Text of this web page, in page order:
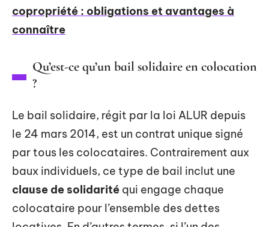
copropriété : obligations et avantages à
connaître
Qu’est-ce qu’un bail solidaire en colocation
?
Le bail solidaire, régit par la loi ALUR depuis
le 24 mars 2014, est un contrat unique signé
par tous les colocataires. Contrairement aux
baux individuels, ce type de bail inclut une
clause de solidarité qui engage chaque
colocataire pour l’ensemble des dettes